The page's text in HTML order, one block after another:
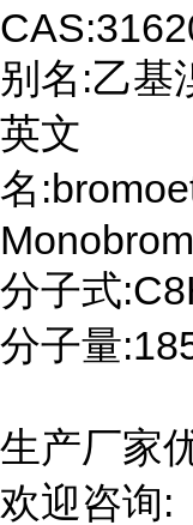
别名:乙基
英文
名
分子式
分子量
生产厂家
欢迎咨询: